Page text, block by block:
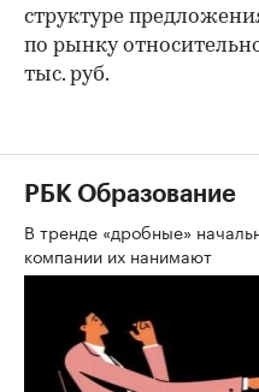
структуре
по рынку
тыс. руб.
РБК Образование
В тренде «дробные»
компании их нанимают